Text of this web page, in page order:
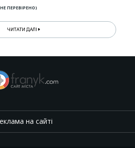
ПЕРЕВІРЕНО)
ЧИТАТИ ДАЛІ
на сайті